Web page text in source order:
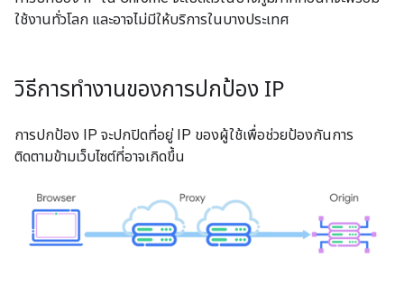
ใช้งานทั่วโลก และอาจไม่มีให้บริการในบางประเทศ
วิธีการทำงานของการปกป้อง IP
การปกป้อง IP จะปกปิดที่อยู่ IP ของผู้ใช้เพื่อช่วยป้องกันการ
ติดตามข้ามเว็บไซต์ที่อาจเกิดขึ้น